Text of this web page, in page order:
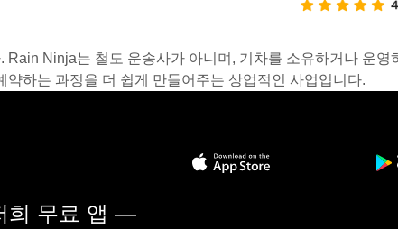
Ninja는 철도 운송사가 아니며, 기차를 소유하거나 운
하는 과정을 더 쉽게 만들어주는 상업적인 사업입니다.
희 무료 앱 —